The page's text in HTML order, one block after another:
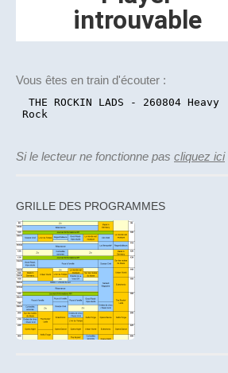
Vous êtes en train d'écouter :
Si le lecteur ne fonctionne pas cliquez ici
GRILLE DES PROGRAMMES